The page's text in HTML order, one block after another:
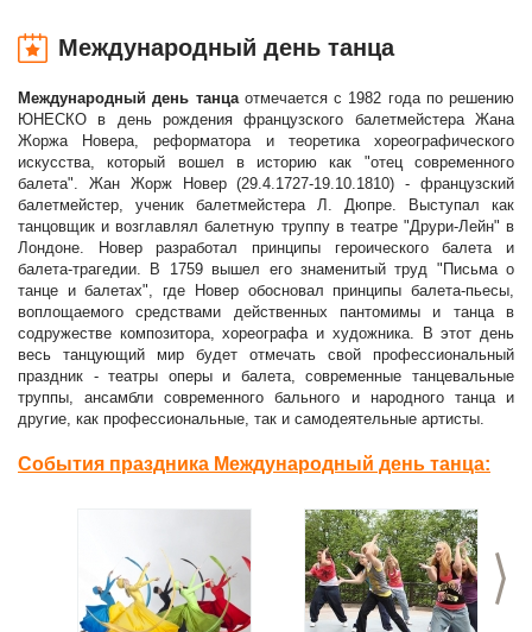
Международный день танца
Международный день танцаотмечается с 1982 года по решению
ЮНЕСКО в день рождения французского балетмейстера Жана
Жоржа Новера, реформатора и теоретика хореографического
искусства, который вошел в историю как "отец современного
балета". Жан Жорж Новер (29.4.1727-19.10.1810) - французский
балетмейстер, ученик балетмейстера Л. Дюпре. Выступал как
танцовщик и возглавлял балетную труппу в театре "Друри-Лейн" в
Лондоне. Новер разработал принципы героического балета и
балета-трагедии. В 1759 вышел его знаменитый труд "Письма о
танце и балетах", где Новер обосновал принципы балета-пьесы,
воплощаемого средствами действенных пантомимы и танца в
содружестве композитора, хореографа и художника. В этот день
весь танцующий мир будет отмечать свой профессиональный
праздник - театры оперы и балета, современные танцевальные
труппы, ансамбли современного бального и народного танца и
другие, как профессиональные, так и самодеятельные артисты.
События праздника Международный день танца:
>